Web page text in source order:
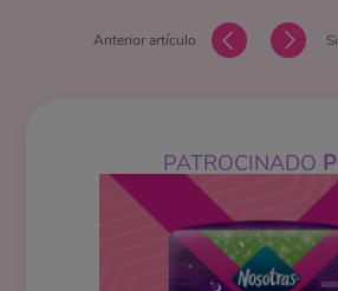
Anterior artículo
PATROCINADO